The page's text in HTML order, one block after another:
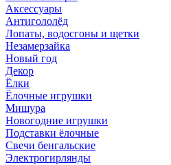
Аксессуары
Антигололёд
Лопаты, водосгоны и щетки
Незамерзайка
Новый год
Декор
Ёлки
Ёлочные игрушки
Мишура
Новогодние игрушки
Подставки ёлочные
Свечи бенгальские
Электрогирлянды